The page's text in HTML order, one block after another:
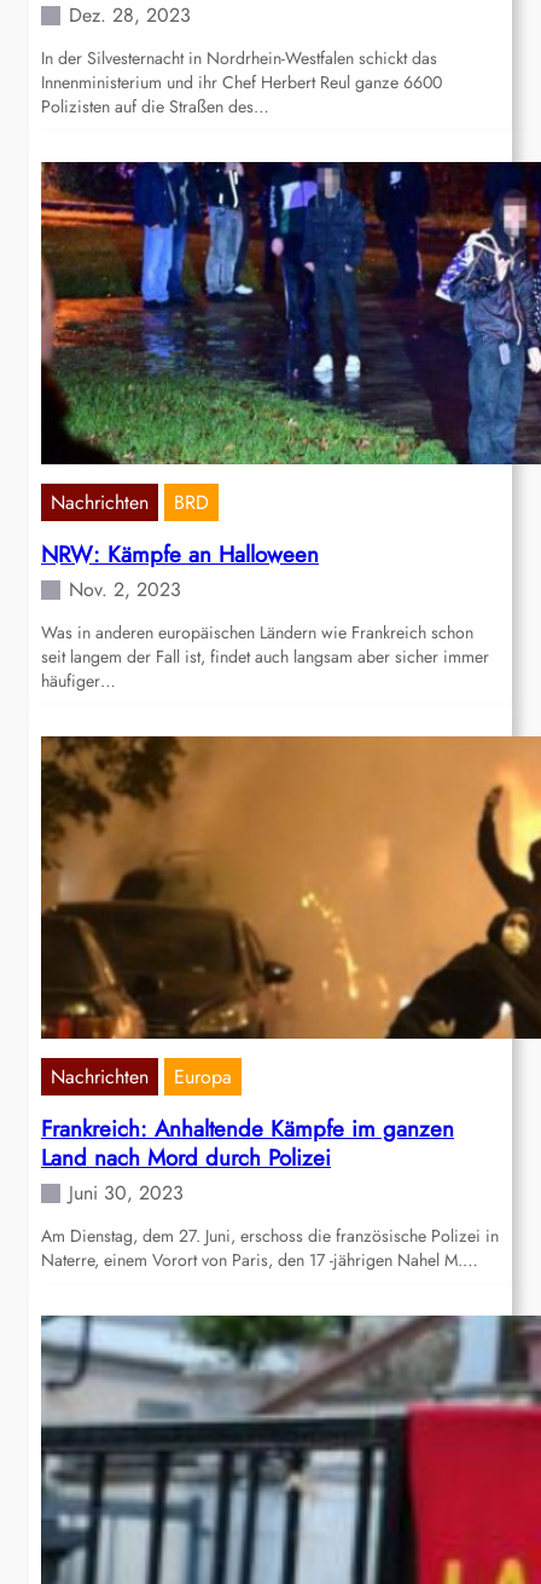
Dez. 28, 2023
In der Silvesternacht in Nordrhein-Westfalen schickt das
Innenministerium und ihr Chef Herbert Reul ganze 6600
Polizisten auf die Straßen des…
Nachrichten BRD
NRW: Kämpfe an Halloween
Nov. 2, 2023
Was in anderen europäischen Ländern wie Frankreich schon
seit langem der Fall ist, findet auch langsam aber sicher immer
häufiger…
Nachrichten Europa
Frankreich: Anhaltende Kämpfe im ganzen
Land nach Mord durch Polizei
Juni 30, 2023
Am Dienstag, dem 27. Juni, erschoss die französische Polizei in
Naterre, einem Vorort von Paris, den 17 -jährigen Nahel M.…